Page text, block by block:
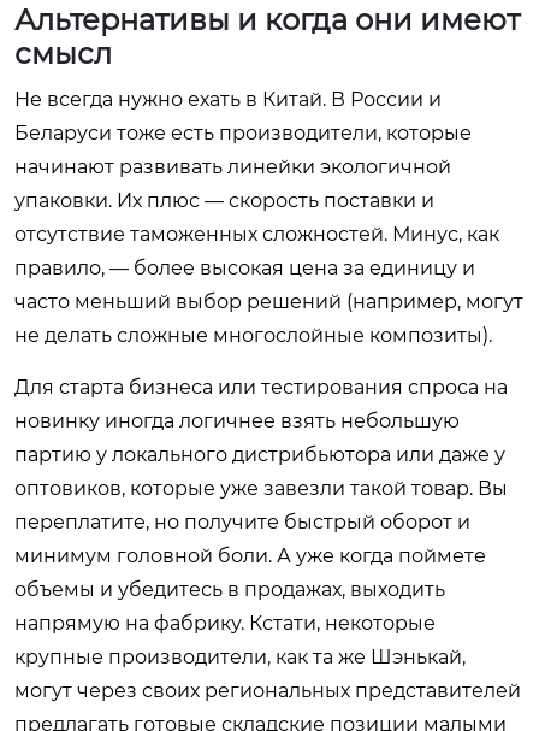
Альтернативы и когда они имеют
смысл
Не всегда нужно ехать в Китай. В России и
Беларуси тоже есть производители, которые
начинают развивать линейки экологичной
упаковки. Их плюс — скорость поставки и
отсутствие таможенных сложностей. Минус, как
правило, — более высокая цена за единицу и
часто меньший выбор решений (например, могут
не делать сложные многослойные композиты).
Для старта бизнеса или тестирования спроса на
новинку иногда логичнее взять небольшую
партию у локального дистрибьютора или даже у
оптовиков, которые уже завезли такой товар. Вы
переплатите, но получите быстрый оборот и
минимум головной боли. А уже когда поймете
объемы и убедитесь в продажах, выходить
напрямую на фабрику. Кстати, некоторые
крупные производители, как та же Шэнькай,
могут через своих региональных представителей
предлагать готовые складские позиции малыми